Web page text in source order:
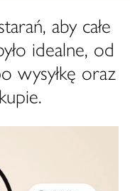
aby całe
idealne, od
wysyłkę oraz